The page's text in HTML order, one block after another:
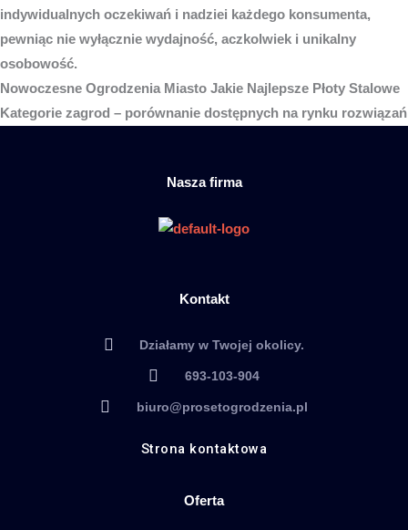
indywidualnych oczekiwań i nadziei każdego konsumenta,
pewniąc nie wyłącznie wydajność, aczkolwiek i unikalny
osobowość.
Nowoczesne Ogrodzenia Miasto Jakie Najlepsze Płoty Stalowe
Kategorie zagrod – porównanie dostępnych na rynku rozwiązań
Nasza firma
Kontakt
Działamy w Twojej okolicy.
693-103-904
biuro@prosetogrodzenia.pl
Strona kontaktowa
Oferta